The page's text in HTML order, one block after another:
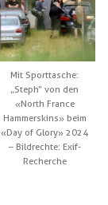
Mit Sporttasche:
„Steph“ von den
«North France
Hammerskins» beim
«Day of Glory» 2024
– Bildrechte: Exif-
Recherche